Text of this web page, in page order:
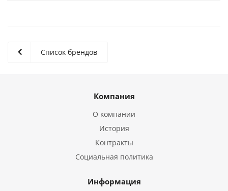
Список брендов
Компания
О компании
История
Контракты
Социальная политика
Информация